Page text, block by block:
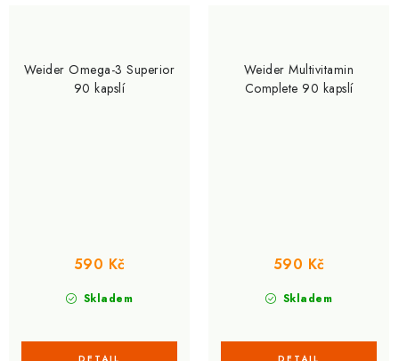
Weider Omega-3 Superior
90 kapslí
Skladem
590 Kč
Weider Multivitamin
Complete 90 kapslí
Skladem
590 Kč